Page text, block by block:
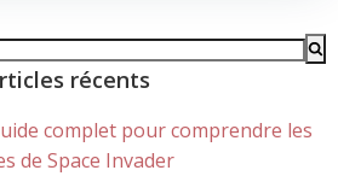
récents
complet pour comprendre les
de Space Invader